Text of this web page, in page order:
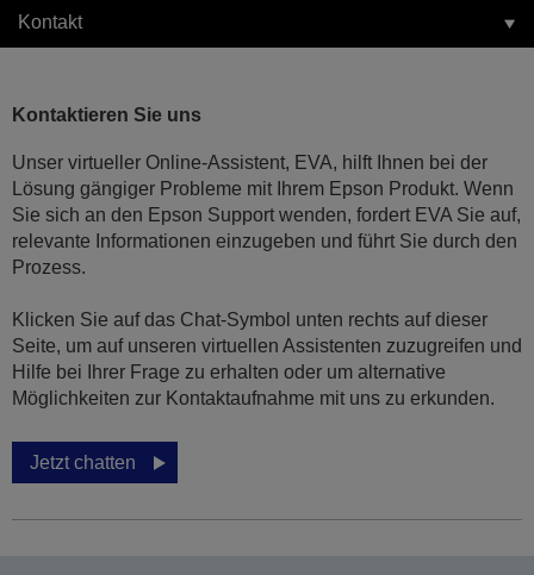
Kontakt
Kontaktieren Sie uns
Unser virtueller Online-Assistent, EVA, hilft Ihnen bei der
Lösung gängiger Probleme mit Ihrem Epson Produkt. Wenn
Sie sich an den Epson Support wenden, fordert EVA Sie auf,
relevante Informationen einzugeben und führt Sie durch den
Prozess.
Klicken Sie auf das Chat-Symbol unten rechts auf dieser
Seite, um auf unseren virtuellen Assistenten zuzugreifen und
Hilfe bei Ihrer Frage zu erhalten oder um alternative
Möglichkeiten zur Kontaktaufnahme mit uns zu erkunden.
Jetzt chatten